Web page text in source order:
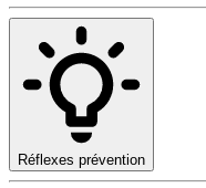
Réflexes prévention